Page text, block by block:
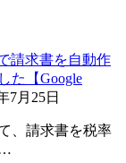
請求書を自動作
た【Google
7月25日
、請求書を税率
…